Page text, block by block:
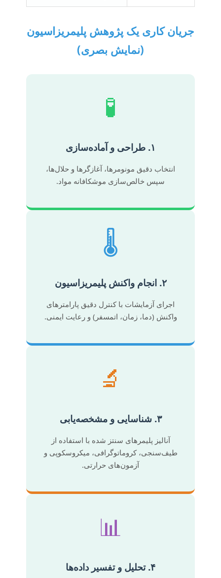
جریان کاری یک پژوهش پلیمریزاسیون
(نمایش بصری)
🧪
۱. طراحی و آماده‌سازی
انتخاب دقیق مونومرها، آغازگرها و حلال‌ها،
سپس خالص‌سازی موشکافانه مواد.
🌡️
۲. انجام واکنش پلیمریزاسیون
اجرای آزمایشات با کنترل دقیق پارامترهای
واکنش (دما، زمان، اتمسفر) و رعایت ایمنی.
🔬
۳. شناسایی و مشخصه‌یابی
آنالیز پلیمرهای سنتز شده با استفاده از
طیف‌سنجی، کروماتوگرافی، میکروسکوپی و
آزمون‌های حرارتی.
📊
۴. تحلیل و تفسیر داده‌ها